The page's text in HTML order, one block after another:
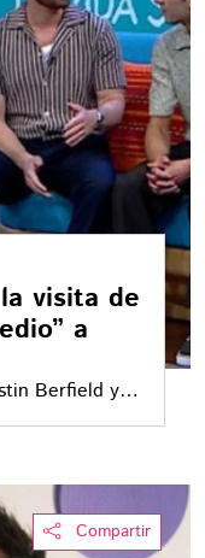
visita de
a
Berfield y
un cambio en
Compartir